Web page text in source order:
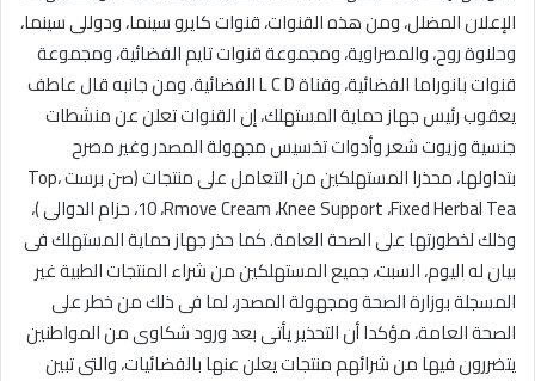
الإعلان المضلل، ومن هذه القنوات، قنوات كايرو سينما، ودوللى سينما،
وحلاوة روح، والمصراوية، ومجموعة قنوات تايم الفضائية، ومجموعة
قنوات بانوراما الفضائية، وقناة L C D الفضائية. ومن جانبه قال عاطف
يعقوب رئيس جهاز حماية المستهلك، إن القنوات تعلن عن منشطات
جنسية وزيوت شعر وأدوات تخسيس مجهولة المصدر وغير مصرح
بتداولها، محذرا المستهلكين من التعامل على منتجات (صن برست ،Top
10 ،Rmove Cream ،Knee Support ،Fixed Herbal Tea، حزام الدوالى )،
وذلك لخطورتها على الصحة العامة. كما حذر جهاز حماية المستهلك فى
بيان له اليوم، السبت، جميع المستهلكين من شراء المنتجات الطبية غير
المسجلة بوزارة الصحة ومجهولة المصدر، لما فى ذلك من خطر على
الصحة العامة، مؤكدا أن التحذير يأتى بعد ورود شكاوى من المواطنين
يتضررون فيها من شرائهم منتجات يعلن عنها بالفضائيات، والتى تبين